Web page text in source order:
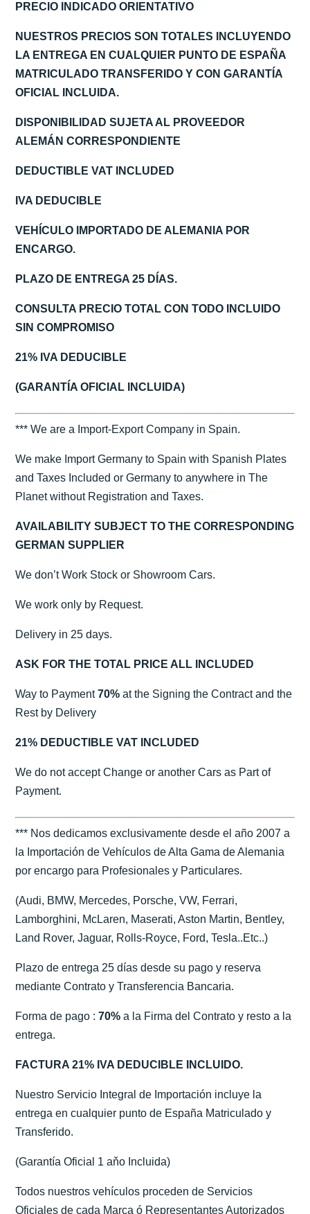
PRECIO INDICADO ORIENTATIVO
NUESTROS PRECIOS SON TOTALES INCLUYENDO
LA ENTREGA EN CUALQUIER PUNTO DE ESPAÑA
MATRICULADO TRANSFERIDO Y CON GARANTÍA
OFICIAL INCLUIDA.
DISPONIBILIDAD SUJETA AL PROVEEDOR
ALEMÁN CORRESPONDIENTE
DEDUCTIBLE VAT INCLUDED
IVA DEDUCIBLE
VEHÍCULO IMPORTADO DE ALEMANIA POR
ENCARGO.
PLAZO DE ENTREGA 25 DÍAS.
CONSULTA PRECIO TOTAL CON TODO INCLUIDO
SIN COMPROMISO
21% IVA DEDUCIBLE
(GARANTÍA OFICIAL INCLUIDA)
*** We are a Import-Export Company in Spain.
We make Import Germany to Spain with Spanish Plates
and Taxes Included or Germany to anywhere in The
Planet without Registration and Taxes.
AVAILABILITY SUBJECT TO THE CORRESPONDING
GERMAN SUPPLIER
We don’t Work Stock or Showroom Cars.
We work only by Request.
Delivery in 25 days.
ASK FOR THE TOTAL PRICE ALL INCLUDED
Way to Payment70% at the Signing the Contract and the
Rest by Delivery
21% DEDUCTIBLE VAT INCLUDED
We do not accept Change or another Cars as Part of
Payment.
*** Nos dedicamos exclusivamente desde el año 2007 a
la Importación de Vehículos de Alta Gama de Alemania
por encargo para Profesionales y Particulares.
(Audi, BMW, Mercedes, Porsche, VW, Ferrari,
Lamborghini, McLaren, Maserati, Aston Martin, Bentley,
Land Rover, Jaguar, Rolls-Royce, Ford, Tesla..Etc..)
Plazo de entrega 25 días desde su pago y reserva
mediante Contrato y Transferencia Bancaria.
Forma de pago :70% a la Firma del Contrato y resto a la
entrega.
FACTURA 21% IVA DEDUCIBLE INCLUIDO.
Nuestro Servicio Integral de Importación incluye la
entrega en cualquier punto de España Matriculado y
Transferido.
(Garantía Oficial 1 aňo Incluida)
Todos nuestros vehículos proceden de Servicios
Oficiales de cada Marca ó Representantes Autorizados